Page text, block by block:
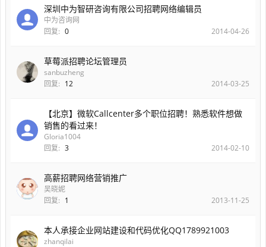
深圳中为智研咨询有限公司招聘网络编辑员
中为咨询网
回复: 0 2014-04-26
草莓派招聘论坛管理员
sanbuzheng
回复: 12 2014-03-25
【北京】微软Callcenter多个职位招聘！熟悉软件想做
销售的看过来！
Gloria1004
回复: 3 2014-02-10
高薪招聘网络营销推广
吴晓妮
回复: 1 2013-11-25
本人承接企业网站建设和代码优化QQ1789921003
zhanqilai